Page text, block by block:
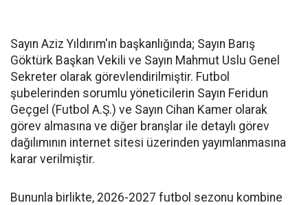
Sayın Aziz Yıldırım'ın başkanlığında; Sayın Barış
Göktürk Başkan Vekili ve Sayın Mahmut Uslu Genel
Sekreter olarak görevlendirilmiştir. Futbol
şubelerinden sorumlu yöneticilerin Sayın Feridun
Geçgel (Futbol A.Ş.) ve Sayın Cihan Kamer olarak
görev almasına ve diğer branşlar ile detaylı görev
dağılımının internet sitesi üzerinden yayımlanmasına
karar verilmiştir.
Bununla birlikte, 2026-2027 futbol sezonu kombine